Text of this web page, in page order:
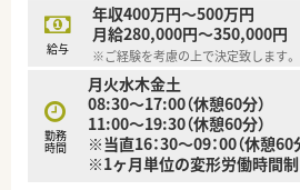
JR摂津富田駅北口に乗り場があり
おり通勤も便利です。他の時間帯は
ます。
■お車の場合、
名神高速道路「茨木Ｉ.Ｃ」で降り
進み、1.5Kmほどで到着します。
≪病院概要≫
給与
年収400万円～500万円
月給280,000円～350,000円
※ご経験を考慮の上で決定致します。
勤務
時間
月火水木金土
08:30～17:00（休憩60分）
11:00～19:30（休憩60分）
※当直16：30～09：00（休憩60
※1ヶ月単位の変形労働時間制